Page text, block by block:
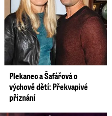
Plekanec a Šafářová o
výchově dětí: Překvapivé
přiznání